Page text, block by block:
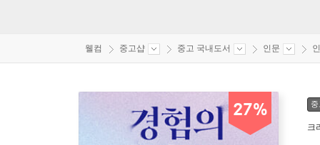
웰컴 중고샵 중고 국내도서 인문
27%
크